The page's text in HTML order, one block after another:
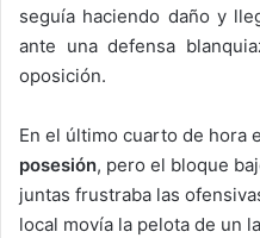
seguía haciendo daño y
ante una defensa
oposición.
En el último cuarto de hora
posesión, pero el bloque
juntas frustraba las
local movía la pelota de un